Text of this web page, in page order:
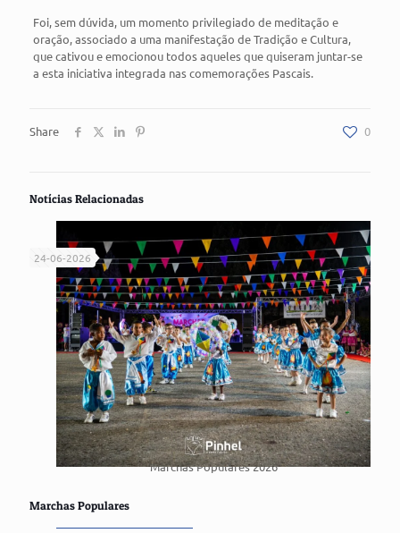
Foi, sem dúvida, um momento privilegiado de meditação e
oração, associado a uma manifestação de Tradição e Cultura,
que cativou e emocionou todos aqueles que quiseram juntar-se
a esta iniciativa integrada nas comemorações Pascais.
Share 0
Notícias Relacionadas
Marchas Populares 2026
24-06-2026
Marchas Populares